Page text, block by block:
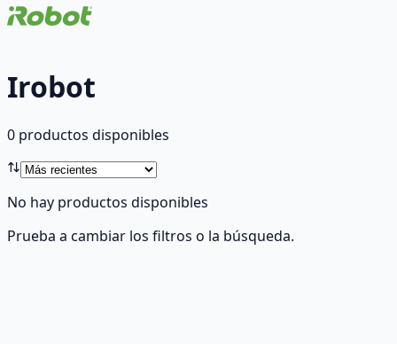
Irobot
0 productos disponibles
No hay productos disponibles
Prueba a cambiar los filtros o la búsqueda.